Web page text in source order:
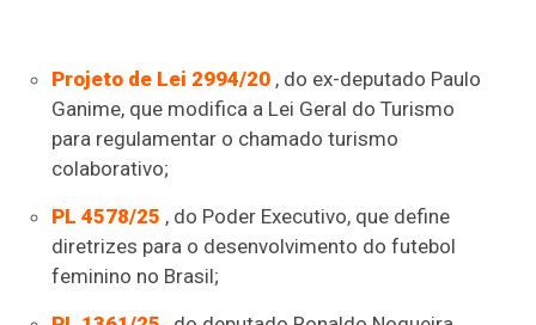
Projeto de Lei 2994/20, do ex-deputado Paulo
Ganime, que modifica a Lei Geral do Turismo
para regulamentar o chamado turismo
colaborativo;
PL 4578/25 , do Poder Executivo, que define
diretrizes para o desenvolvimento do futebol
feminino no Brasil;